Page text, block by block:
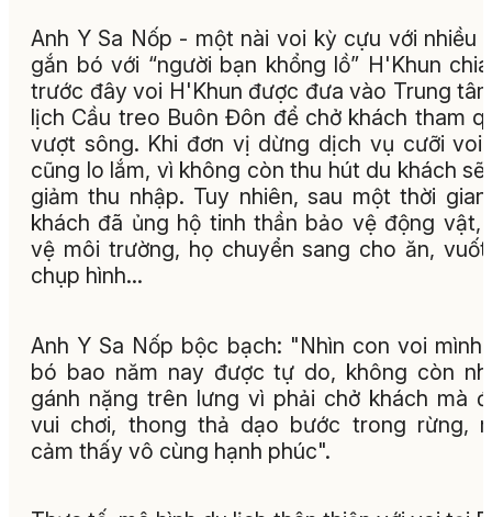
Anh Y Sa Nốp - một nài voi kỳ cựu với nhiều
gắn bó với “người bạn khổng lồ” H'Khun
trước đây voi H'Khun được đưa vào Trung
lịch Cầu treo Buôn Đôn để chở khách tham
vượt sông. Khi đơn vị dừng dịch vụ cưỡi voi
cũng lo lắm, vì không còn thu hút du khách sẽ
giảm thu nhập. Tuy nhiên, sau một thời
khách đã ủng hộ tinh thần bảo vệ động vật,
vệ môi trường, họ chuyển sang cho ăn,
chụp hình...
Anh Y Sa Nốp bộc bạch: "Nhìn con voi mình
bó bao năm nay được tự do, không còn
gánh nặng trên lưng vì phải chở khách mà
vui chơi, thong thả dạo bước trong rừng,
cảm thấy vô cùng hạnh phúc".